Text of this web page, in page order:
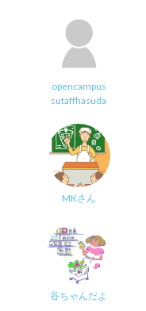
opencampus
sutaffhasuda
MKさん
谷ちゃんだよ